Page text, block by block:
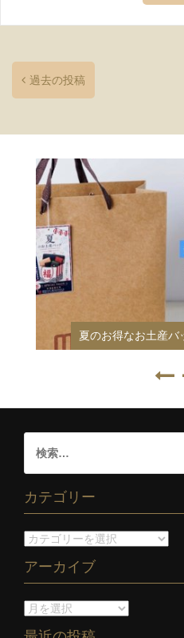
過去の投稿
夏のお得なお土産バ
カテゴリー
アーカイブ